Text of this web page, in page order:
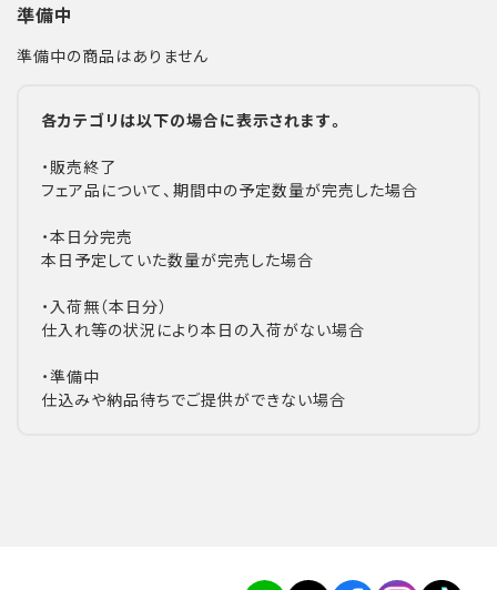
準備中
準備中の商品はありません
各カテゴリは以下の場合に表示されます。
・販売終了
フェア品について、期間中の予定数量が完売した場合
・本日分完売
本日予定していた数量が完売した場合
・入荷無（本日分）
仕入れ等の状況により本日の入荷がない場合
・準備中
仕込みや納品待ちでご提供ができない場合